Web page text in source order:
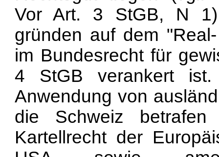
Vor Art. 3 StGB, N 1).
gründen auf dem
im Bundesrecht für
4 StGB verankert ist.
Anwendung von
die Schweiz
Kartellrecht der